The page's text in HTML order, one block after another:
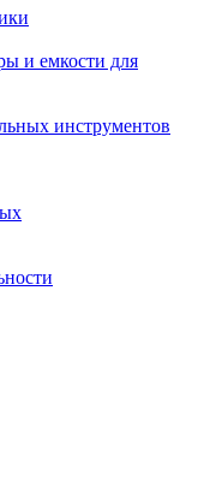
и емкости для
инструментов